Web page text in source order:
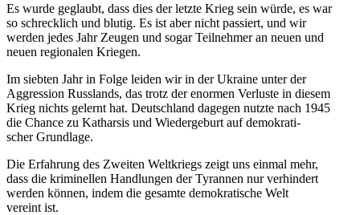
Es wurde geglaubt, dass dies der letzte Krieg sein würde, es war
so schreck­lich und blutig. Es ist aber nicht pas­siert, und wir
werden jedes Jahr Zeugen und sogar Teil­neh­mer an neuen und
neuen regio­na­len Kriegen.
Im siebten Jahr in Folge leiden wir in der Ukraine unter der
Aggres­sion Russ­lands, das trotz der enormen Ver­luste in diesem
Krieg nichts gelernt hat. Deutsch­land dagegen nutzte nach 1945
die Chance zu Kathar­sis und Wie­der­ge­burt auf demo­kra­ti­
scher Grundlage.
Die Erfah­rung des Zweiten Welt­kriegs zeigt uns einmal mehr,
dass die kri­mi­nel­len Hand­lun­gen der Tyran­nen nur ver­hin­dert
werden können, indem die gesamte demo­kra­ti­sche Welt
vereint ist.